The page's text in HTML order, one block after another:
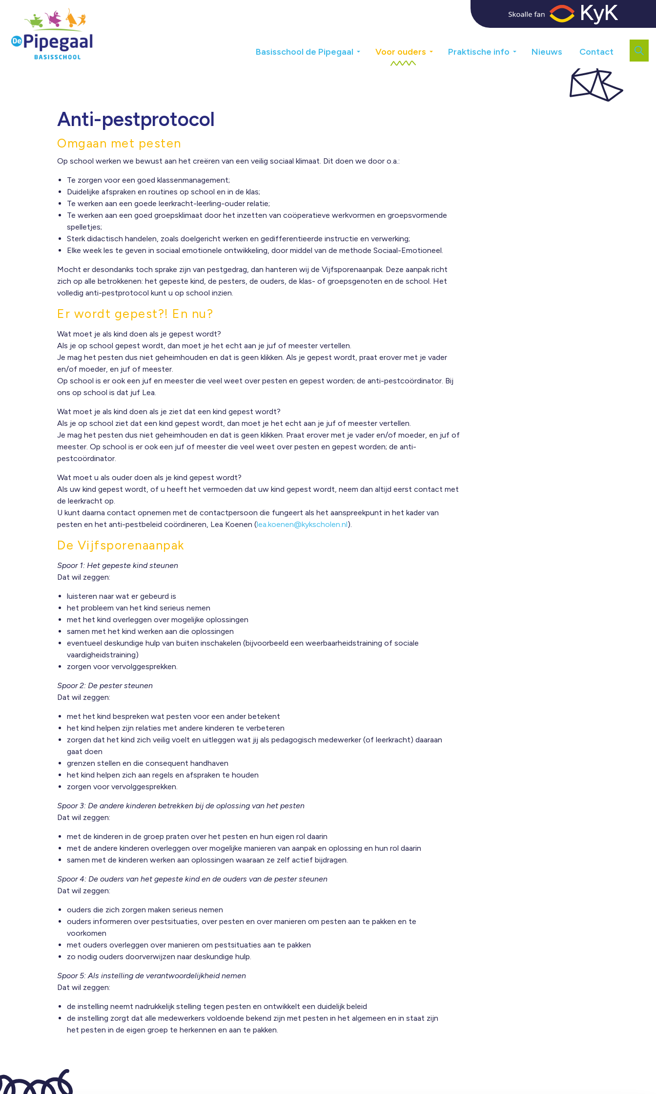
Basisschool de Pipegaal Voor ouders Praktische info Nieuws Contact
Anti-pestprotocol
Omgaan met pesten
Op school werken we bewust aan het creëren van een veilig sociaal klimaat. Dit doen we door o.a.:
Te zorgen voor een goed klassenmanagement;
Duidelijke afspraken en routines op school en in de klas;
Te werken aan een goede leerkracht-leerling-ouder relatie;
Te werken aan een goed groepsklimaat door het inzetten van coöperatieve werkvormen en groepsvormende
spelletjes;
Sterk didactisch handelen, zoals doelgericht werken en gedifferentieerde instructie en verwerking;
Elke week les te geven in sociaal emotionele ontwikkeling, door middel van de methode Sociaal-Emotioneel.
Mocht er desondanks toch sprake zijn van pestgedrag, dan hanteren wij de Vijfsporenaanpak. Deze aanpak richt
zich op alle betrokkenen: het gepeste kind, de pesters, de ouders, de klas- of groepsgenoten en de school. Het
volledig anti-pestprotocol kunt u op school inzien.
Er wordt gepest?! En nu?
Wat moet je als kind doen als je gepest wordt?
Als je op school gepest wordt, dan moet je het echt aan je juf of meester vertellen.
Je mag het pesten dus niet geheimhouden en dat is geen klikken. Als je gepest wordt, praat erover met je vader
en/of moeder, en juf of meester.
Op school is er ook een juf en meester die veel weet over pesten en gepest worden; de anti-pestcoördinator. Bij
ons op school is dat juf Lea.
Wat moet je als kind doen als je ziet dat een kind gepest wordt?
Als je op school ziet dat een kind gepest wordt, dan moet je het echt aan je juf of meester vertellen.
Je mag het pesten dus niet geheimhouden en dat is geen klikken. Praat erover met je vader en/of moeder, en juf of
meester. Op school is er ook een juf of meester die veel weet over pesten en gepest worden; de anti-
pestcoördinator.
Wat moet u als ouder doen als je kind gepest wordt?
Als uw kind gepest wordt, of u heeft het vermoeden dat uw kind gepest wordt, neem dan altijd eerst contact met
de leerkracht op.
U kunt daarna contact opnemen met de contactpersoon die fungeert als het aanspreekpunt in het kader van
pesten en het anti-pestbeleid coördineren, Lea Koenen (lea.koenen@kykscholen.nl).
De Vijfsporenaanpak
Spoor 1: Het gepeste kind steunen
Dat wil zeggen:
luisteren naar wat er gebeurd is
het probleem van het kind serieus nemen
met het kind overleggen over mogelijke oplossingen
samen met het kind werken aan die oplossingen
eventueel deskundige hulp van buiten inschakelen (bijvoorbeeld een weerbaarheidstraining of sociale
vaardigheidstraining)
zorgen voor vervolggesprekken.
Spoor 2: De pester steunen
Dat wil zeggen:
met het kind bespreken wat pesten voor een ander betekent
het kind helpen zijn relaties met andere kinderen te verbeteren
zorgen dat het kind zich veilig voelt en uitleggen wat jij als pedagogisch medewerker (of leerkracht) daaraan
gaat doen
grenzen stellen en die consequent handhaven
het kind helpen zich aan regels en afspraken te houden
zorgen voor vervolggesprekken.
Spoor 3: De andere kinderen betrekken bij de oplossing van het pesten
Dat wil zeggen:
met de kinderen in de groep praten over het pesten en hun eigen rol daarin
met de andere kinderen overleggen over mogelijke manieren van aanpak en oplossing en hun rol daarin
samen met de kinderen werken aan oplossingen waaraan ze zelf actief bijdragen.
Spoor 4: De ouders van het gepeste kind en de ouders van de pester steunen
Dat wil zeggen:
ouders die zich zorgen maken serieus nemen
ouders informeren over pestsituaties, over pesten en over manieren om pesten aan te pakken en te
voorkomen
met ouders overleggen over manieren om pestsituaties aan te pakken
zo nodig ouders doorverwijzen naar deskundige hulp.
Spoor 5: Als instelling de verantwoordelijkheid nemen
Dat wil zeggen:
de instelling neemt nadrukkelijk stelling tegen pesten en ontwikkelt een duidelijk beleid
de instelling zorgt dat alle medewerkers voldoende bekend zijn met pesten in het algemeen en in staat zijn
het pesten in de eigen groep te herkennen en aan te pakken.